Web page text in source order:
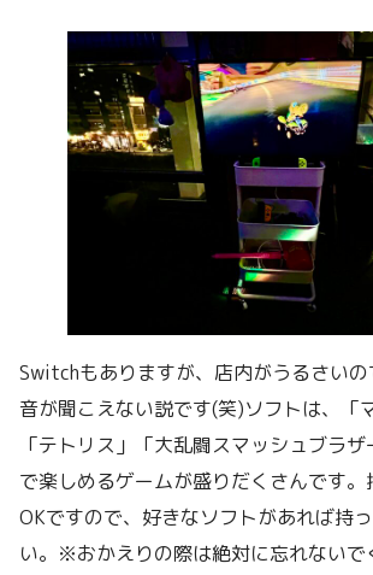
Switchもありますが、店内がうるさい
音が聞こえない説です(笑)ソフトは、「
「テトリス」「大乱闘スマッシュブラ
で楽しめるゲームが盛りだくさんです
OKですので、好きなソフトがあれば持
い。※おかえりの際は絶対に忘れないで